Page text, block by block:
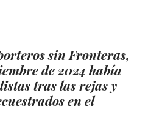
sin Fronteras,
de 2024 había
tras las rejas y
en el